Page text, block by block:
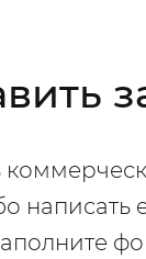
написать